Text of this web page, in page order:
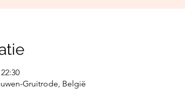
Gruitrode, België